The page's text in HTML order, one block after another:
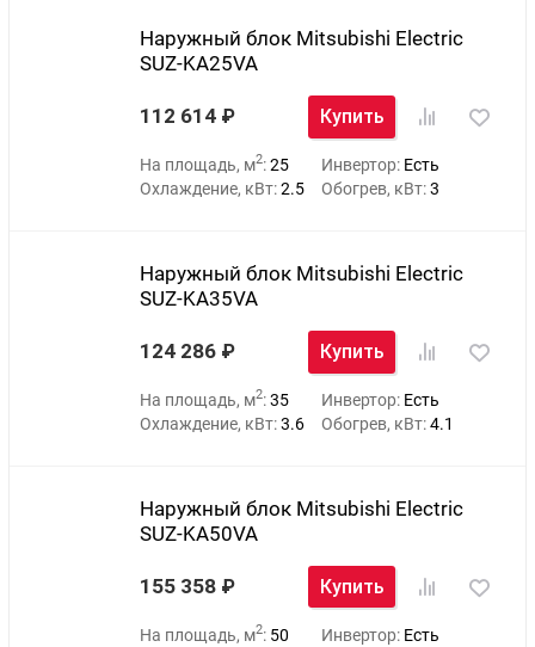
Наружный блок Mitsubishi Electric
SUZ-KA25VA
112 614 Купить
На площадь, м2:25 Инвертор: Есть
Охлаждение, кВт:2.5 Обогрев, кВт:3
Наружный блок Mitsubishi Electric
SUZ-KA35VA
124 286 Купить
На площадь, м2:35 Инвертор: Есть
Охлаждение, кВт:3.6 Обогрев, кВт:4.1
Наружный блок Mitsubishi Electric
SUZ-KA50VA
155 358 Купить
На площадь, м2: 50 Инвертор: Есть